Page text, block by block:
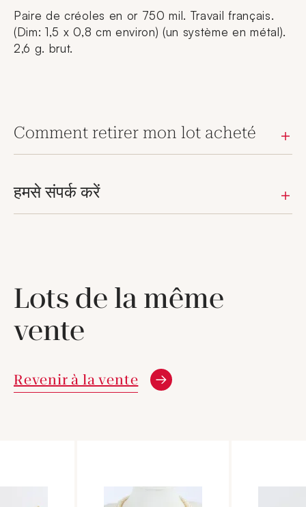
Paire de créoles en or 750 mil. Travail français.
(Dim: 1,5 x 0,8 cm environ) (un système en métal).
2,6 g. brut.
Comment retirer mon lot acheté
हमसे संपर्क करें
Lots de la même
vente
Revenir à la vente